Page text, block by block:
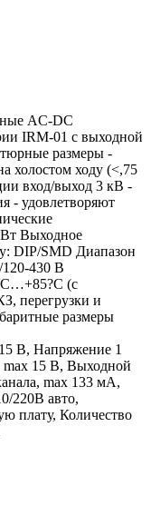
AC-DC
IRM-01 с выходной
размеры -
холостом ходу (<,75
вход/выход 3 кВ -
- удовлетворяют
Выходное
DIP/SMD Диапазон
430 В
(с
перегрузки и
размеры
В, Напряжение 1
max 15 В, Выходной
max 133 мА,
220В авто,
плату, Количество